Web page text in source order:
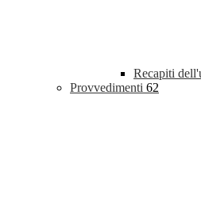
Recapiti
Provvedimenti 62